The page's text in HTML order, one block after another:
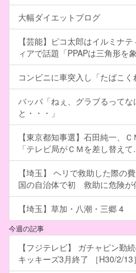
大幅ダイエットブログ
【芸能】ピコ太郎はイルミナ
ィアで話題「PPAPは三角形を象
コンビニに車突入し「たばこ
バッバ「ねぇ、グラブるって
と・・・」
【東京都知事選】石田純一、
「テレビ局がＣＭを差し替え
【埼玉】 ヘリで救助した際
国の自治体で初 救助に危険が
【埼玉】草加・八潮・三郷 4
今週の記事
【フジテレビ】 ガチャピン
キッキーズ3月終了 ［H30/2/13］